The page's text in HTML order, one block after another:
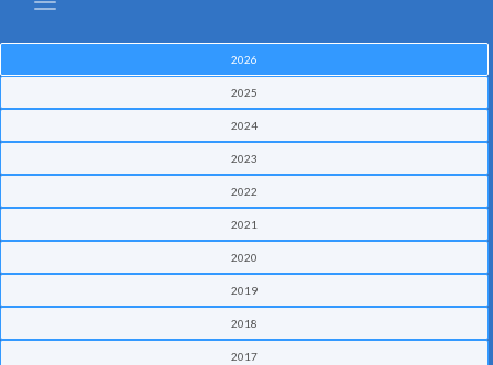
2026
2025
2024
2023
2022
2021
2020
2019
2018
2017